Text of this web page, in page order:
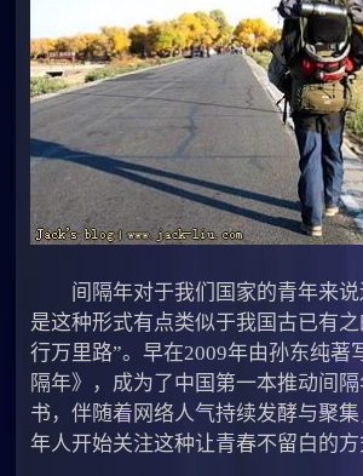
间隔年对于我们国家的青年来说
是这种形式有点类似于我国古已有之
行万里路”。早在2009年由孙东纯著
隔年》，成为了中国第一本推动间
书，伴随着网络人气持续发酵与聚
年人开始关注这种让青春不留白的方